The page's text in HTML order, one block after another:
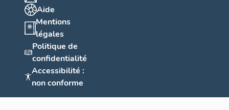
Aide
Mentions
légales
Politique de
confidentialité
Accessibilité :
non conforme